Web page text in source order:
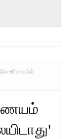
உரிமையில்